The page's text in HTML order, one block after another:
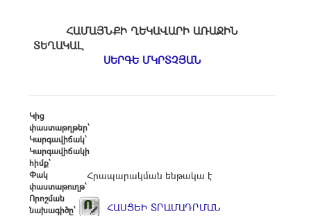
ՀԱՄԱՅՆՔԻ ՂԵԿԱՎԱՐԻ ԱՌԱՋԻՆ
ՏԵՂԱԿԱԼ
ՍԵՐԳԵ ՄԿՐՏՉՅԱՆ
Կից
փաստաթղթեր՝
Կարգավիճակ՝
Կարգավիճակի
հիմք՝
Փակ
փաստաթուղթ՝
Հրապարակման ենթակա է
Որոշման
նախագիծը՝
ՀԱՍՑԵԻ ՏՐԱՄԱԴՐՄԱՆ